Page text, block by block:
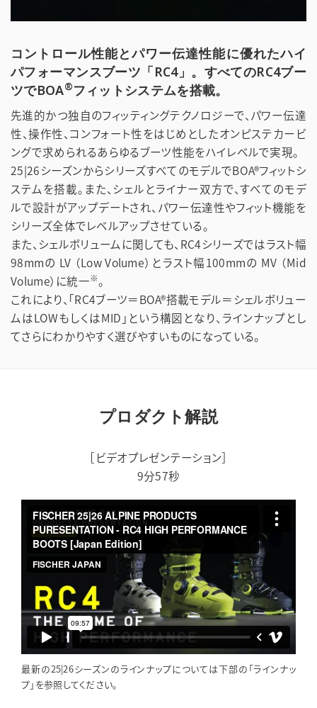
コントロール性能とパワー伝達性能に優れたハイ
パフォーマンスブーツ「RC4」。すべてのRC4ブー
ツでBOA®フィットシステムを搭載。
先進的かつ独自のフィッティングテクノロジーで、パワー伝達
性、操作性、コンフォート性をはじめとしたオンピステカービ
ングで求められるあらゆるブーツ性能をハイレベルで実現。
25|26シーズンからシリーズすべてのモデルでBOA®フィットシ
ステムを搭載。また、シェルとライナー双方で、すべてのモデ
ルで設計がアップデートされ、パワー伝達性やフィット機能を
シリーズ全体でレベルアップさせている。
また、シェルボリュームに関しても、RC4シリーズではラスト幅
98mmの LV （Low Volume）とラスト幅100mmの MV （Mid
Volume）に統一※。
これにより、「RC4ブーツ＝BOA®搭載モデル＝シェルボリュー
ムはLOWもしくはMID」という構図となり、ラインナップとし
てさらにわかりやすく選びやすいものになっている。
プロダクト解説
［ビデオプレゼンテーション］
9分57秒
最新の25|26シーズンのラインナップについては下部の「ラインナッ
プ」を参照してください。